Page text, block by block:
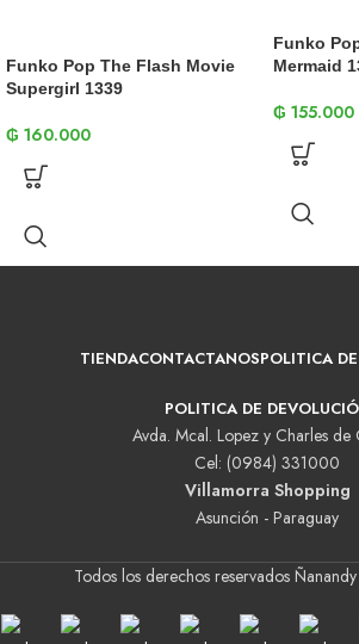
Funko Pop The Flash Movie
Supergirl 1339
₲ 160.000
Funko
Mermaid
₲ 155.000
TIENDACONTACTANOSPOLITICA
POLITICA DE
Avda. Mcal. Lopez y Charles de
Cel: (0984) 331000
Villamorra Shopping
Asunción - Paraguay
Todos los derechos reservados